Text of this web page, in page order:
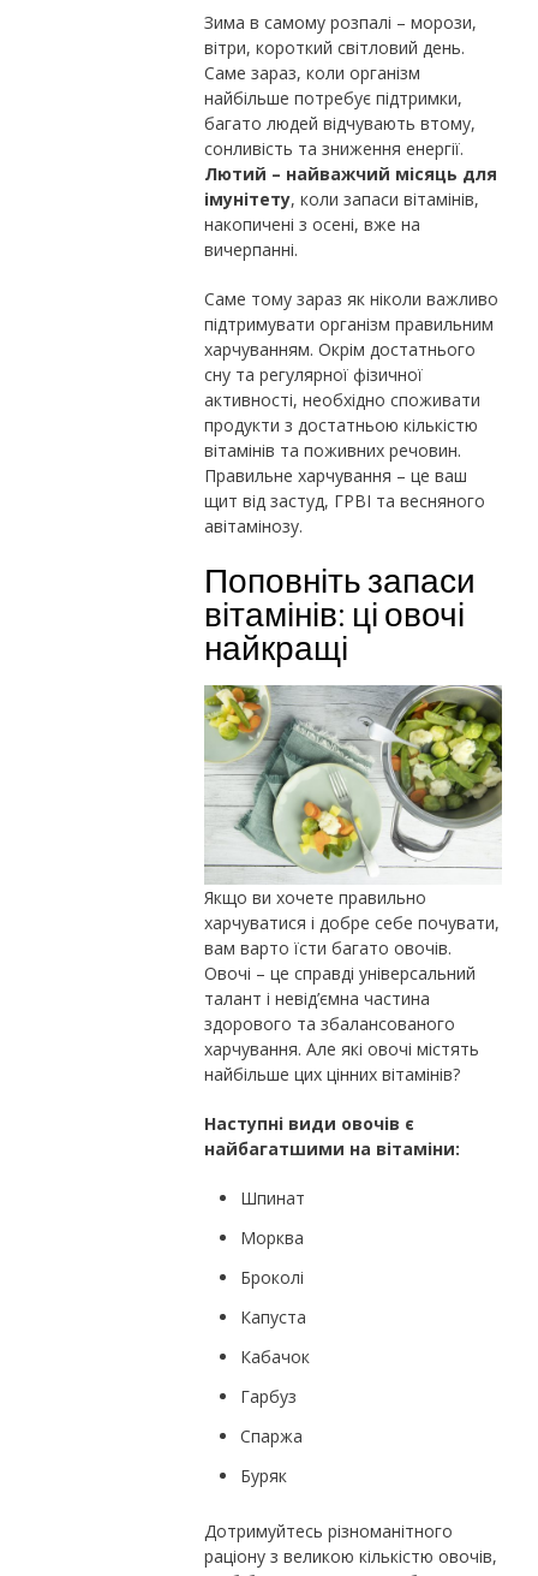
Зима в самому розпалі – морози,
вітри, короткий світловий день.
Саме зараз, коли організм
найбільше потребує підтримки,
багато людей відчувають втому,
сонливість та зниження енергії.
Лютий – найважчий місяць для
імунітету, коли запаси вітамінів,
накопичені з осені, вже на
вичерпанні.
Саме тому зараз як ніколи важливо
підтримувати організм правильним
харчуванням. Окрім достатнього
сну та регулярної фізичної
активності, необхідно споживати
продукти з достатньою кількістю
вітамінів та поживних речовин.
Правильне харчування – це ваш
щит від застуд, ГРВІ та весняного
авітамінозу.
Поповніть запаси
вітамінів: ці овочі
найкращі
Якщо ви хочете правильно
харчуватися і добре себе почувати,
вам варто їсти багато овочів.
Овочі – це справді універсальний
талант і невід’ємна частина
здорового та збалансованого
харчування. Але які овочі містять
найбільше цих цінних вітамінів?
Наступні види овочів є
найбагатшими на вітаміни:
Шпинат
Морква
Броколі
Капуста
Кабачок
Гарбуз
Спаржа
Буряк
Дотримуйтесь різноманітного
раціону з великою кількістю овочів,